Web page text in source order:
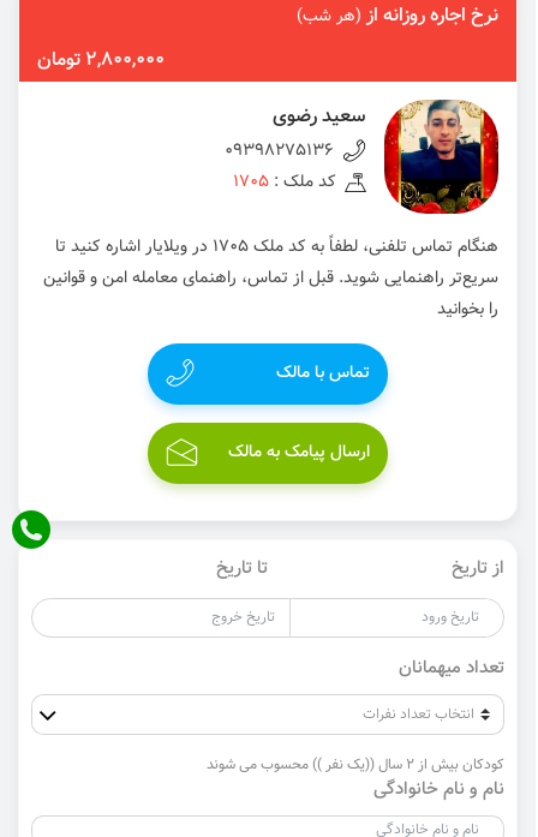
نرخ اجاره روزانه از(هر شب)
2,800,000 تومان
سعید رضوی
09398275136
کد ملک : 1705
هنگام تماس تلفنی، لطفاً به کد ملک 1705 در ویلایار اشاره کنید تا
سریع‌تر راهنمایی شوید. قبل از تماس، راهنمای معامله امن و قوانین
را بخوانید
تماس با مالک
ارسال پیامک به مالک
از تاریخ تا تاریخ
تعداد میهمانان
کودکان بیش از 2 سال ((یک نفر )) محسوب می شوند
نام و نام خانوادگی